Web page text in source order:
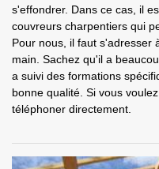
s'effondrer. Dans ce cas, il
couvreurs charpentiers qui
Pour nous, il faut s'adresser
main. Sachez qu'il a
a suivi des formations
bonne qualité. Si vous
téléphoner directement.